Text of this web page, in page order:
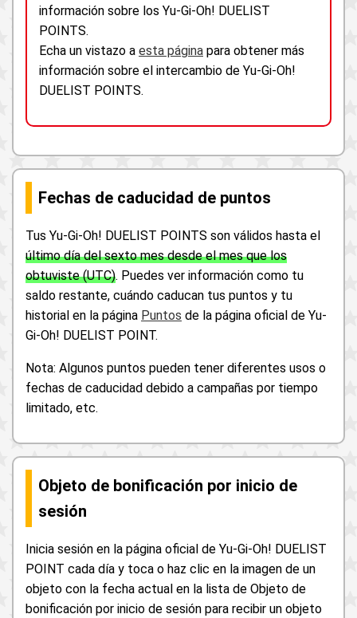
información sobre los Yu-Gi-Oh! DUELIST
POINTS.
Echa un vistazo a esta página para obtener más
información sobre el intercambio de Yu-Gi-Oh!
DUELIST POINTS.
Fechas de caducidad de puntos
Tus Yu-Gi-Oh! DUELIST POINTS son válidos hasta el
último día del sexto mes desde el mes que los
obtuviste (UTC). Puedes ver información como tu
saldo restante, cuándo caducan tus puntos y tu
historial en la página Puntos de la página oficial de Yu-
Gi-Oh! DUELIST POINT.
Nota: Algunos puntos pueden tener diferentes usos o
fechas de caducidad debido a campañas por tiempo
limitado, etc.
Objeto de bonificación por inicio de
sesión
Inicia sesión en la página oficial de Yu-Gi-Oh! DUELIST
POINT cada día y toca o haz clic en la imagen de un
objeto con la fecha actual en la lista de Objeto de
bonificación por inicio de sesión para recibir un objeto